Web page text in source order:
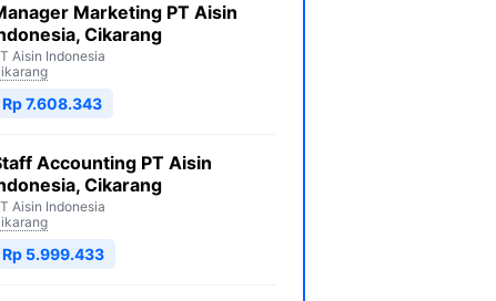
Marketing PT Aisin
Cikarang
Aisin Indonesia
Rp 7.608.343
Accounting PT Aisin
Cikarang
Aisin Indonesia
Rp 5.999.433